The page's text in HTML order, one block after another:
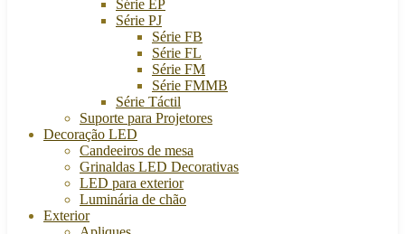
Série EP
Série PJ
Série FB
Série FL
Série FM
Série FMMB
Série Táctil
Suporte para Projetores
Decoração LED
Candeeiros de mesa
Grinaldas LED Decorativas
LED para exterior
Luminária de chão
Exterior